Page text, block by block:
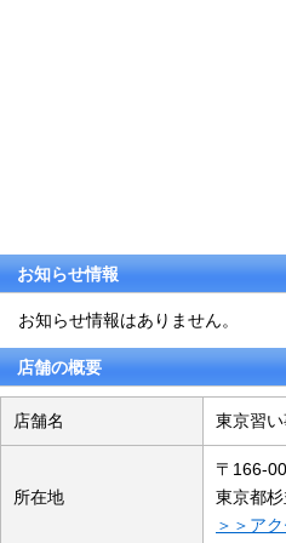
お知らせ情報
お知らせ情報はありません。
店舗の概要
店舗名 東京習
所在地
〒166-
東京都
＞＞ア